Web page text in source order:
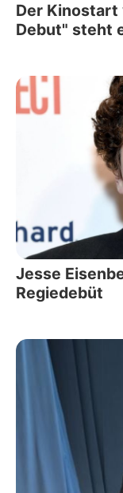
Der Kinostart
Debut" steht
Jesse
Regiedebüt